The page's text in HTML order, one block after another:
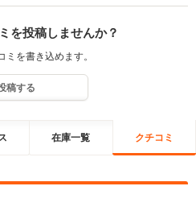
を投稿しませんか？
ミを書き込めます。
稿する
在庫一覧 クチコミ